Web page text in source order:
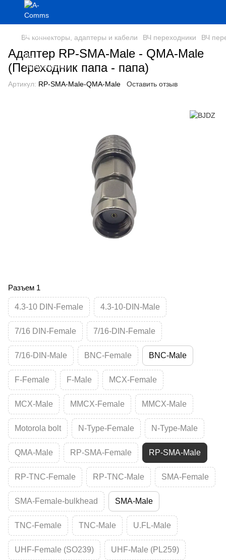
ВЧ коннекторы, адаптеры и кабели ВЧ переходники ВЧ
Адаптер RP-SMA-Male - QMA-Male
(Переходник папа - папа)
Артикул: RP-SMA-Male-QMA-Male Оставить отзыв
Разъем 1
4.3-10 DIN-Female 4.3-10-DIN-Male
7/16 DIN-Female 7/16-DIN-Female
7/16-DIN-Male BNC-Female BNC-Male
F-Female F-Male MCX-Female
MCX-Male MMCX-Female MMCX-Male
Motorola bolt N-Type-Female N-Type-Male
QMA-Male RP-SMA-Female RP-SMA-Male
RP-TNC-Female RP-TNC-Male SMA-Female
SMA-Female-bulkhead SMA-Male
TNC-Female TNC-Male U.FL-Male
UHF-Female (SO239) UHF-Male (PL259)